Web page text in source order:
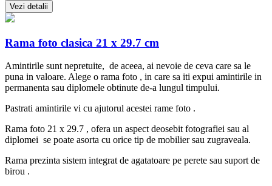
Vezi detalii
Rama foto clasica 21 x 29.7 cm
Amintirile sunt nepretuite, de aceea, ai nevoie de ceva care sa le
puna in valoare. Alege o rama foto , in care sa iti expui amintirile in
permanenta sau diplomele obtinute de-a lungul timpului.
Pastrati amintirile vi cu ajutorul acestei rame foto .
Rama foto 21 x 29.7 , ofera un aspect deosebit fotografiei sau al
diplomei se poate asorta cu orice tip de mobilier sau zugraveala.
Rama prezinta sistem integrat de agatatoare pe perete sau suport de
birou .